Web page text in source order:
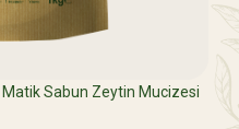
Matik Sabun Zeytin Mucizesi